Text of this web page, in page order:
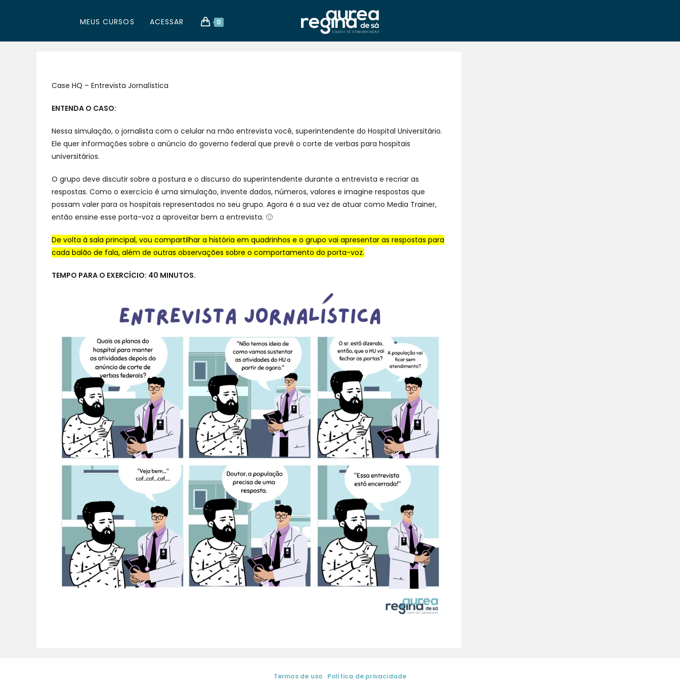
MEUS CURSOS ACESSAR 0
Case HQ – Entrevista Jornalística
ENTENDA O CASO:
Nessa simulação, o jornalista com o celular na mão entrevista você, superintendente do Hospital Universitário.
Ele quer informações sobre o anúncio do governo federal que prevê o corte de verbas para hospitais
universitários.
O grupo deve discutir sobre a postura e o discurso do superintendente durante a entrevista e recriar as
respostas. Como o exercício é uma simulação, invente dados, números, valores e imagine respostas que
possam valer para os hospitais representados no seu grupo. Agora é a sua vez de atuar como Media Trainer,
então ensine esse porta-voz a aproveitar bem a entrevista. 🙂
De volta à sala principal, vou compartilhar a história em quadrinhos e o grupo vai apresentar as respostas para
cada balão de fala, além de outras observações sobre o comportamento do porta-voz.
TEMPO PARA O EXERCÍCIO: 40 MINUTOS.
Termos de uso Política de privacidade